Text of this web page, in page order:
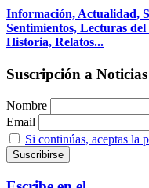
Información, Actualidad,
Sentimientos, Lecturas
Historia, Relatos...
Suscripción a Noticias
Nombre
Email
Si continúas, aceptas la